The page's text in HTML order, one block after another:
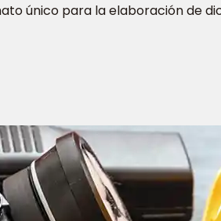
único para la elaboración de